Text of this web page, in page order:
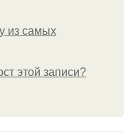
из самых
этой записи?